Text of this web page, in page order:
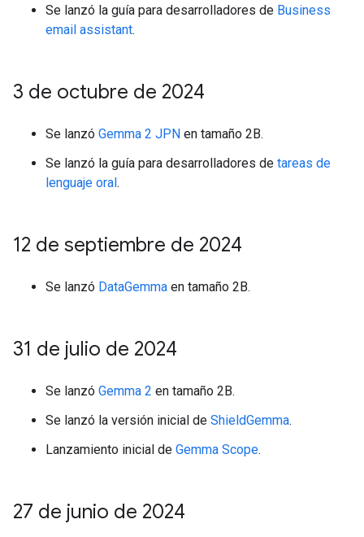
Se lanzó la guía para desarrolladores de Business
email assistant.
3 de octubre de 2024
Se lanzó Gemma 2 JPN en tamaño 2B.
Se lanzó la guía para desarrolladores de tareas de
lenguaje oral.
12 de septiembre de 2024
Se lanzó DataGemma en tamaño 2B.
31 de julio de 2024
Se lanzó Gemma 2 en tamaño 2B.
Se lanzó la versión inicial de ShieldGemma.
Lanzamiento inicial de Gemma Scope.
27 de junio de 2024